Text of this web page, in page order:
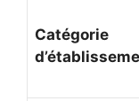
Catégorie